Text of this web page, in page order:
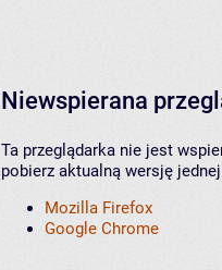
Niewspierana
Ta przeglądarka nie jest
pobierz aktualną wersję
Mozilla Firefox
Google Chrome